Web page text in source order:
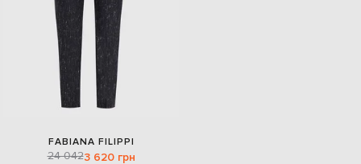
FABIANA FILIPPI
24 0423 620 грн